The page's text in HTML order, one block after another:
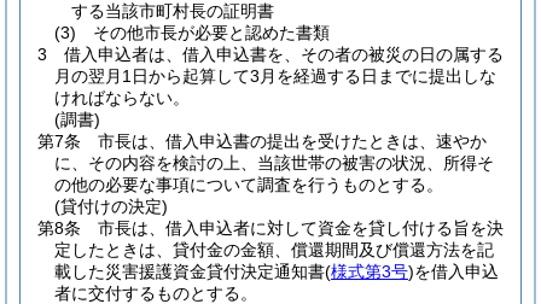
する当該市町村長の証明書
(3)
その他市長が必要と認めた書類
3
借入申込者は、借入申込書を、その者の被災の日の属する
月の翌月1日から起算して3月を経過する日までに提出しな
ければならない。
(調書)
第7条
市長は、借入申込書の提出を受けたときは、速やか
に、その内容を検討の上、当該世帯の被害の状況、所得そ
の他の必要な事項について調査を行うものとする。
(貸付けの決定)
第8条
市長は、借入申込者に対して資金を貸し付ける旨を決
定したときは、貸付金の金額、償還期間及び償還方法を記
載した災害援護資金貸付決定通知書(様式第3号)を借入申込
者に交付するものとする。